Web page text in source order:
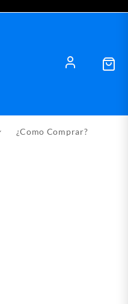
¿Como Comprar?